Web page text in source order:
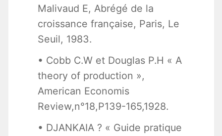
Malivaud E, Abrégé de la
croissance française, Paris, Le
Seuil, 1983.
• Cobb C.W et Douglas P.H « A
theory of production »,
American Economis
Review,n°18,P139-165,1928.
• DJANKAIA ? « Guide pratique